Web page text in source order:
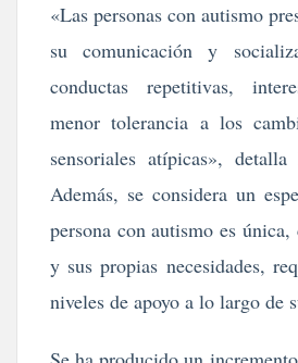
«Las personas con autismo
su comunicación y
conductas repetitivas,
menor tolerancia a los
sensoriales atípicas», detalla
Además, se considera un
persona con autismo es única,
y sus propias necesidades,
niveles de apoyo a lo largo de